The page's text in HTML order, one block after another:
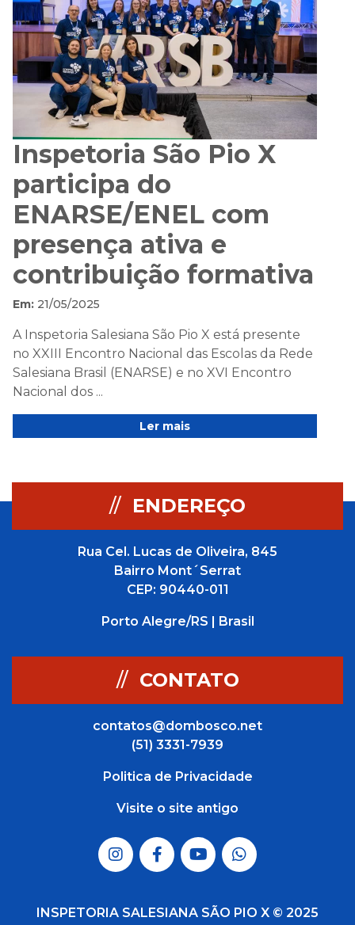
Inspetoria São Pio X
participa do
ENARSE/ENEL com
presença ativa e
contribuição formativa
Em: 21/05/2025
A Inspetoria Salesiana São Pio X está presente
no XXIII Encontro Nacional das Escolas da Rede
Salesiana Brasil (ENARSE) e no XVI Encontro
Nacional dos ...
Ler mais
// ENDEREÇO
Rua Cel. Lucas de Oliveira, 845
Bairro Mont´Serrat
CEP: 90440-011
Porto Alegre/RS | Brasil
// CONTATO
contatos@dombosco.net
(51) 3331-7939
Politica de Privacidade
Visite o site antigo
INSPETORIA SALESIANA SÃO PIO X © 2025